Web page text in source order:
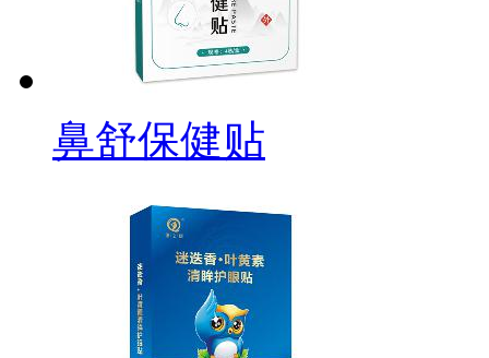
鼻舒保健贴